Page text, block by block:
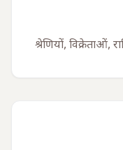
श्रेणियों, विक्रेताओं,